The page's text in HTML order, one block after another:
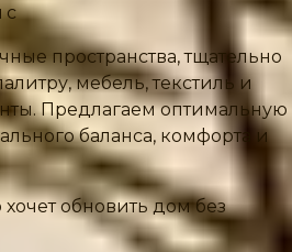
пространства, тщательно
мебель, текстиль и
Предлагаем оптимальную
баланса, комфорта и
хочет обновить дом без